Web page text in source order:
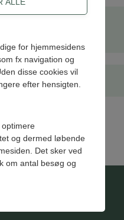
Udskiftning af
for hjemmesidens
fx navigation og
disse cookies vil
efter hensigten.
optimere
og dermed løbende
Det sker ved
om antal besøg og